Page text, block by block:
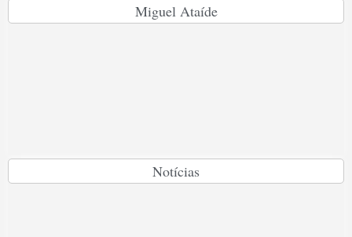
Miguel Ataíde
Notícias